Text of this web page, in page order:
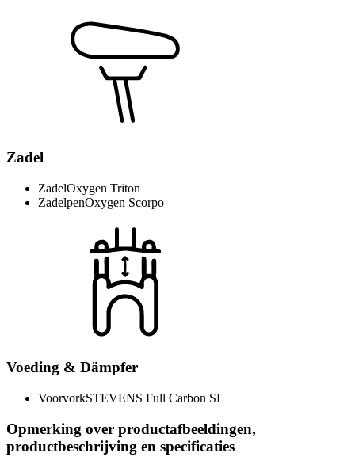
Zadel
ZadelOxygen Triton
ZadelpenOxygen Scorpo
Voeding & Dämpfer
VoorvorkSTEVENS Full Carbon SL
Opmerking over productafbeeldingen,
productbeschrijving en specificaties